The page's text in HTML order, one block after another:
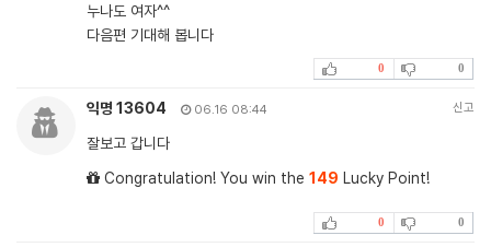
누나도 여자^^
다음편 기대해 봅니다
0 0
익명 13604 06.16 08:44 신고
잘보고 갑니다
Congratulation! You win the 149 Lucky Point!
0 0